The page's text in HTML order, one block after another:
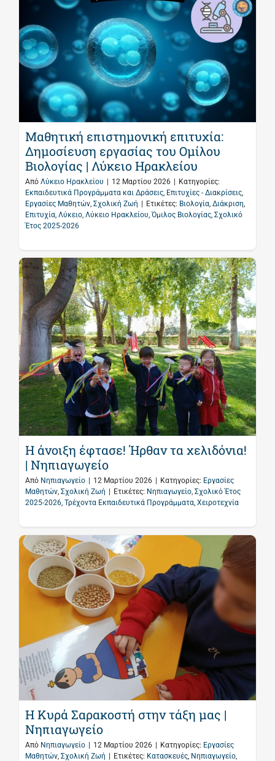
Μαθητική επιστημονική επιτυχία:
Δημοσίευση εργασίας του Ομίλου
Βιολογίας | Λύκειο Ηρακλείου
Από Λύκειο Ηρακλείου | 12 Μαρτίου 2026 | Κατηγορίες:
Εκπαιδευτικά Προγράμματα και Δράσεις, Επιτυχίες - Διακρίσεις,
Εργασίες Μαθητών, Σχολική Ζωή | Ετικέτες: Βιολογία, Διάκριση,
Επιτυχία, Λύκειο, Λύκειο Ηρακλείου, Όμιλος Βιολογίας, Σχολικό
Έτος 2025-2026
Η άνοιξη έφτασε! Ήρθαν τα χελιδόνια!
| Νηπιαγωγείο
Από Νηπιαγωγείο 12 Μαρτίου 2026 Κατηγορίες: Εργασίες
Μαθητών, Σχολική Ζωή Ετικέτες: Νηπιαγωγείο, Σχολικό Έτος
2025-2026, Τρέχοντα Εκπαιδευτικά Προγράμματα, Χειροτεχνία
Η Κυρά Σαρακοστή στην τάξη μας |
Νηπιαγωγείο
Από Νηπιαγωγείο 12 Μαρτίου 2026 Κατηγορίες: Εργασίες
Μαθητών, Σχολική Ζωή Ετικέτες: Κατασκευές, Νηπιαγωγείο,